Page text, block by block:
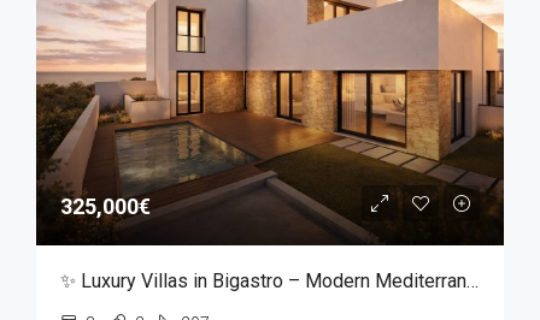
325,000€
✨ Luxury Villas in Bigastro – Modern Mediterranean Living ✨